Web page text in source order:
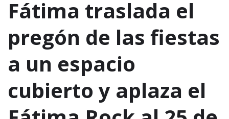
Fátima traslada el
pregón de las fiestas
a un espacio
cubierto y aplaza el